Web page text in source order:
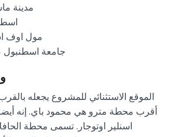
مدينة
212
مول اوف
جامعة اسطنبول
الموقع الاستثنائي للمشروع يجعله
اسنلير اوتوجار. تسمى محطة